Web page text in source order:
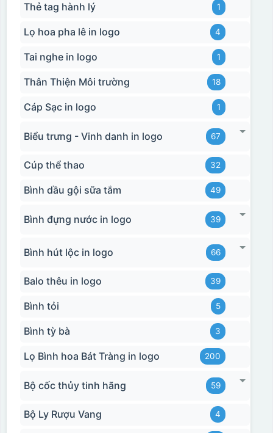
Thẻ tag hành lý 1
Lọ hoa pha lê in logo 4
Tai nghe in logo 1
Thân Thiện Môi trường 18
Cáp Sạc in logo 1
Biểu trưng - Vinh danh in logo 67
Cúp thể thao 32
Bình dầu gội sữa tắm 49
Bình đựng nước in logo 39
Bình hút lộc in logo 66
Balo thêu in logo 39
Bình tỏi 5
Bình tỳ bà 3
Lọ Bình hoa Bát Tràng in logo 200
Bộ cốc thủy tinh hãng 59
Bộ Ly Rượu Vang 4